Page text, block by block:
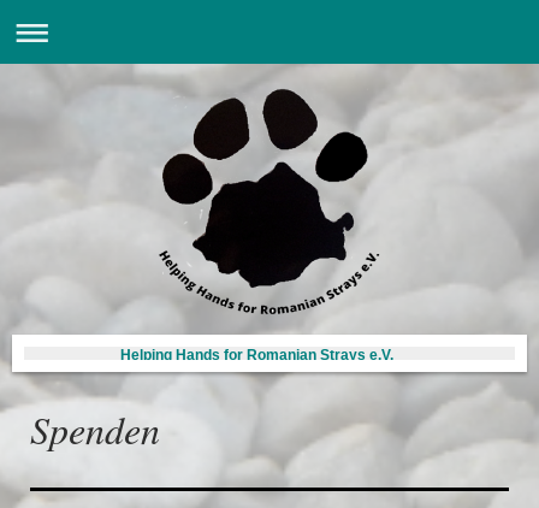
Helping Hands for Romanian Strays e.V.
Spenden